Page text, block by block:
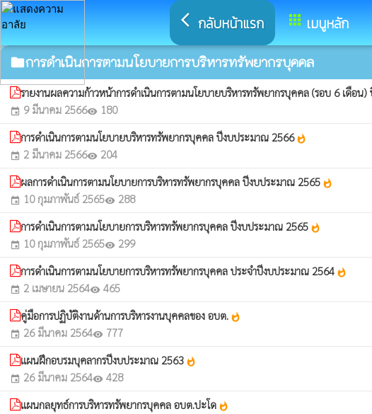
arrow_back_ios กลับหน้าแรก apps เมนูหลัก
folderการดำเนินการตามนโยบายการบริหารทรัพยากรบุคคล
รายงานผลความก้าวหน้าการดำเนินการตามนโยบายบริหารทรัพยากรบุคคล (รอบ 6 เดือ
event 9 มีนาคม 2566visibility 180
การดำเนินการตามนโยบายบริหารทรัพยากรบุคคล ปีงบประมาณ 2566whatshot
event 2 มีนาคม 2566visibility 204
ผลการดำเนินการตามนโยบายการบริหารทรัพยากรบุคคล ปีงบประมาณ 2565 whatshot
event 10 กุมภาพันธ์ 2565visibility 288
การดำเนินการตามนโยบายการบริหารทรัพยากรบุคคล ปีงบประมาณ 2565 whatshot
event 10 กุมภาพันธ์ 2565visibility 299
การดำเนินการตามนโยบายการบริหารทรัพยากรบุคคล ประจำปีงบประมาณ 2564 whatshot
event 2 เมษายน 2564visibility 465
คู่มือการปฏิบัติงานด้านการบริหารงานบุคคลของ อบต. whatshot
event 26 มีนาคม 2564visibility 777
แผนฝึกอบรมบุคลากรปีงบประมาณ 2563 whatshot
event 26 มีนาคม 2564visibility 428
แผนกลยุทธ์การบริหารทรัพยากรบุคคล อบต.ปะโด whatshot